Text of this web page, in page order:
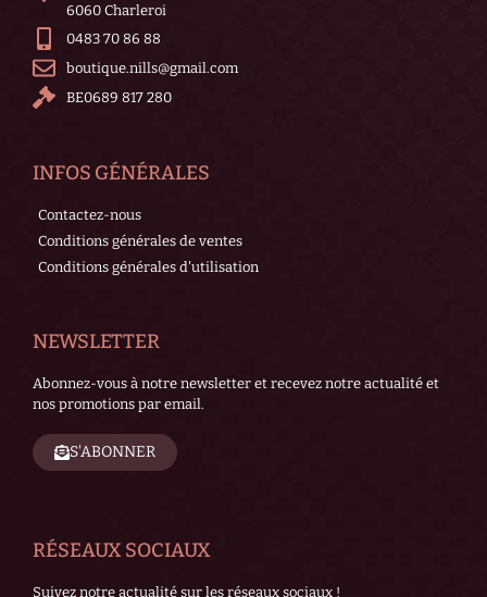
6060 Charleroi
0483 70 86 88
boutique.nills@gmail.com
BE0689 817 280
INFOS GÉNÉRALES
Contactez-nous
Conditions générales de ventes
Conditions générales d'utilisation
NEWSLETTER
Abonnez-vous à notre newsletter et recevez notre actualité et
nos promotions par email.
S'ABONNER
RÉSEAUX SOCIAUX
Suivez notre actualité sur les réseaux sociaux !